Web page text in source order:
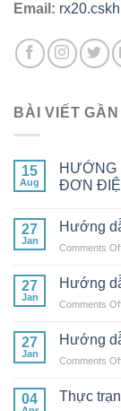
Email:
BÀI VIẾT
15
Aug
HƯỚNG
ĐƠN
27
Jan
Hướng
Comments
27
Jan
Hướng
Comments
27
Jan
Hướng
Comments
04 Thực